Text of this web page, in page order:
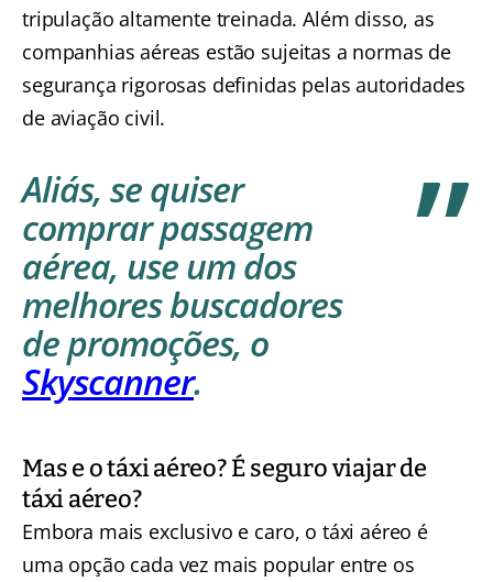
tripulação altamente treinada. Além disso, as
companhias aéreas estão sujeitas a normas de
segurança rigorosas definidas pelas autoridades
de aviação civil.
Aliás, se quiser
comprar passagem
aérea, use um dos
melhores buscadores
de promoções, o
Skyscanner.
Mas e o táxi aéreo? É seguro viajar de
táxi aéreo?
Embora mais exclusivo e caro, o táxi aéreo é
uma opção cada vez mais popular entre os